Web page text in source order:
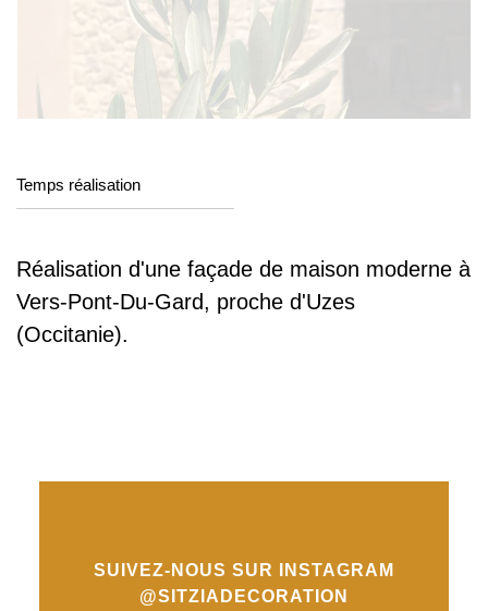
Temps réalisation
Réalisation d'une façade de maison moderne à
Vers-Pont-Du-Gard, proche d'Uzes
(Occitanie).
SUIVEZ-NOUS SUR INSTAGRAM
@SITZIADECORATION